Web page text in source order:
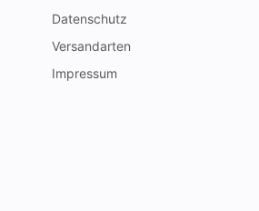
Datenschutz
Versandarten
Impressum